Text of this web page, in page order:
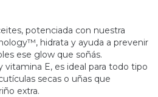
potenciada con nuestra
hidrata y ayuda a prevenir
ese glow que soñás.
vitamina E, es ideal para todo tipo
secas o uñas que
extra.